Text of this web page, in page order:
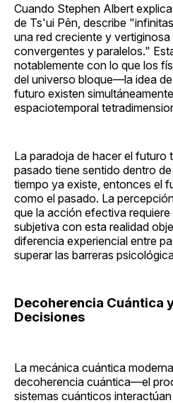
Cuando Stephen Albert
de Ts'ui Pên, describe
una red creciente y vertiginosa
convergentes y paralelos."
notablemente con lo que los
del universo bloque—la idea
futuro existen
espaciotemporal
La paradoja de hacer el futuro
pasado tiene sentido dentro
tiempo ya existe, entonces el
como el pasado. La
que la acción efectiva
subjetiva con esta realidad
diferencia experiencial entre
superar las barreras
Decoherencia Cuántica
Decisiones
La mecánica cuántica
decoherencia cuántica—el
sistemas cuánticos